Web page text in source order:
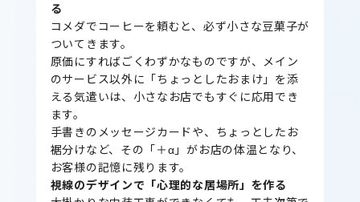
る
コメダでコーヒーを頼むと、必ず小さな豆菓子が
ついてきます。
原価にすればごくわずかなものですが、メイン
のサービス以外に「ちょっとしたおまけ」を添
える気遣いは、小さなお店でもすぐに応用でき
ます。
手書きのメッセージカードや、ちょっとしたお
裾分けなど、その「＋α」がお店の体温となり、
お客様の記憶に残ります。
視線のデザインで「心理的な居場所」を作る